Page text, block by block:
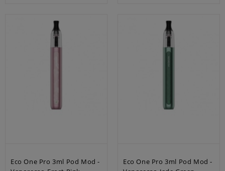
Eco One Pro 3ml Pod Mod -
Eco One Pro 3ml Pod Mod -